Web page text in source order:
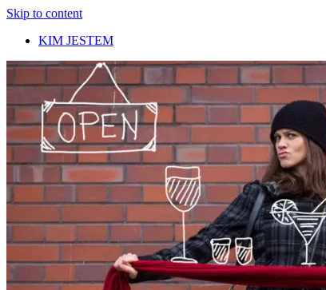
Skip to content
KIM JESTEM